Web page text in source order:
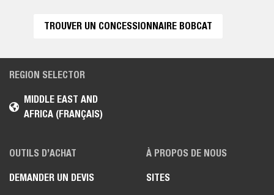
TROUVER UN CONCESSIONNAIRE BOBCAT
REGION SELECTOR
MIDDLE EAST AND
AFRICA (FRANÇAIS)
OUTILS D’ACHAT
DEMANDER UN DEVIS
À PROPOS DE NOUS
SITES